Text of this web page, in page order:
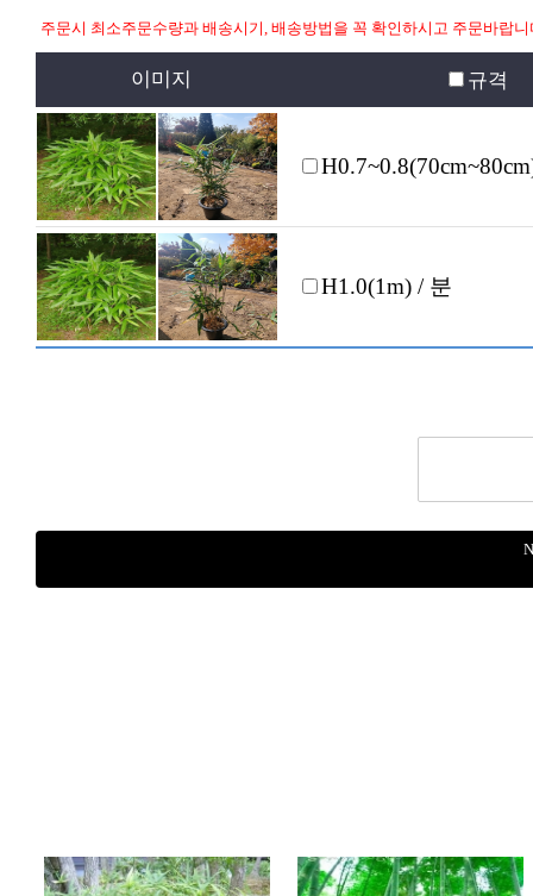
주문시 최소주문수량과 배송시기, 배송방법을 꼭 확인하시고 주문바랍니
이미지 규격
H1.0(1m) / 분